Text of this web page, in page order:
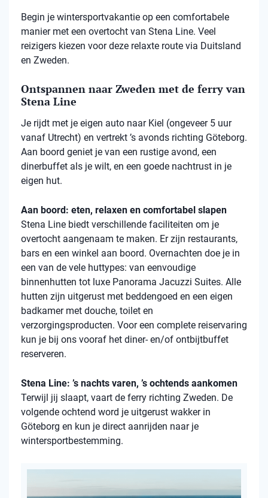
Begin je wintersportvakantie op een comfortabele
manier met een overtocht van Stena Line. Veel
reizigers kiezen voor deze relaxte route via Duitsland
en Zweden.
Ontspannen naar Zweden met de ferry van
Stena Line
Je rijdt met je eigen auto naar Kiel (ongeveer 5 uur
vanaf Utrecht) en vertrekt ’s avonds richting Göteborg.
Aan boord geniet je van een rustige avond, een
dinerbuffet als je wilt, en een goede nachtrust in je
eigen hut.
Aan boord: eten, relaxen en comfortabel slapen
Stena Line biedt verschillende faciliteiten om je
overtocht aangenaam te maken. Er zijn restaurants,
bars en een winkel aan boord. Overnachten doe je in
een van de vele huttypes: van eenvoudige
binnenhutten tot luxe Panorama Jacuzzi Suites. Alle
hutten zijn uitgerust met beddengoed en een eigen
badkamer met douche, toilet en
verzorgingsproducten. Voor een complete reiservaring
kun je bij ons vooraf het diner- en/of ontbijtbuffet
reserveren.
Stena Line: ’s nachts varen, ’s ochtends aankomen
Terwijl jij slaapt, vaart de ferry richting Zweden. De
volgende ochtend word je uitgerust wakker in
Göteborg en kun je direct aanrijden naar je
wintersportbestemming.